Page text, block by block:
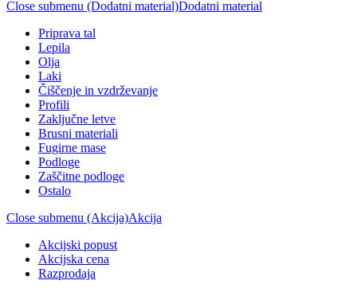
Close submenu (Dodatni material)Dodatni material
Priprava tal
Lepila
Olja
Laki
Čiščenje in vzdrževanje
Profili
Zaključne letve
Brusni materiali
Fugirne mase
Podloge
Zaščitne podloge
Ostalo
Close submenu (Akcija)Akcija
Akcijski popust
Akcijska cena
Razprodaja